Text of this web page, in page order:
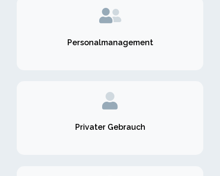
Personalmanagement
Privater Gebrauch